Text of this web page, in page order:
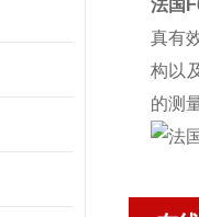
法国
真有
构以
的测